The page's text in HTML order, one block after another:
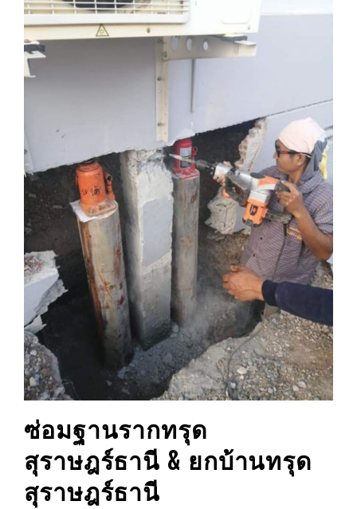
ซ่อมฐานรากทรุด
สุราษฎร์ธานี & ยกบ้านทรุด
สุราษฎร์ธานี